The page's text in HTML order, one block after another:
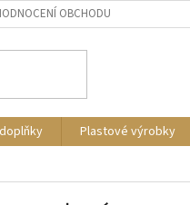
OBCHODU
Plastové výrobky